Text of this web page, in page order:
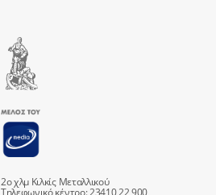
2ο χλμ Κιλκίς Μεταλλικού
Τηλεφωνικό κέντρο: 23410 22 900